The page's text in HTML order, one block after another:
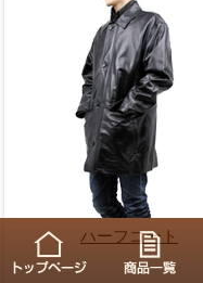
ハーフコート